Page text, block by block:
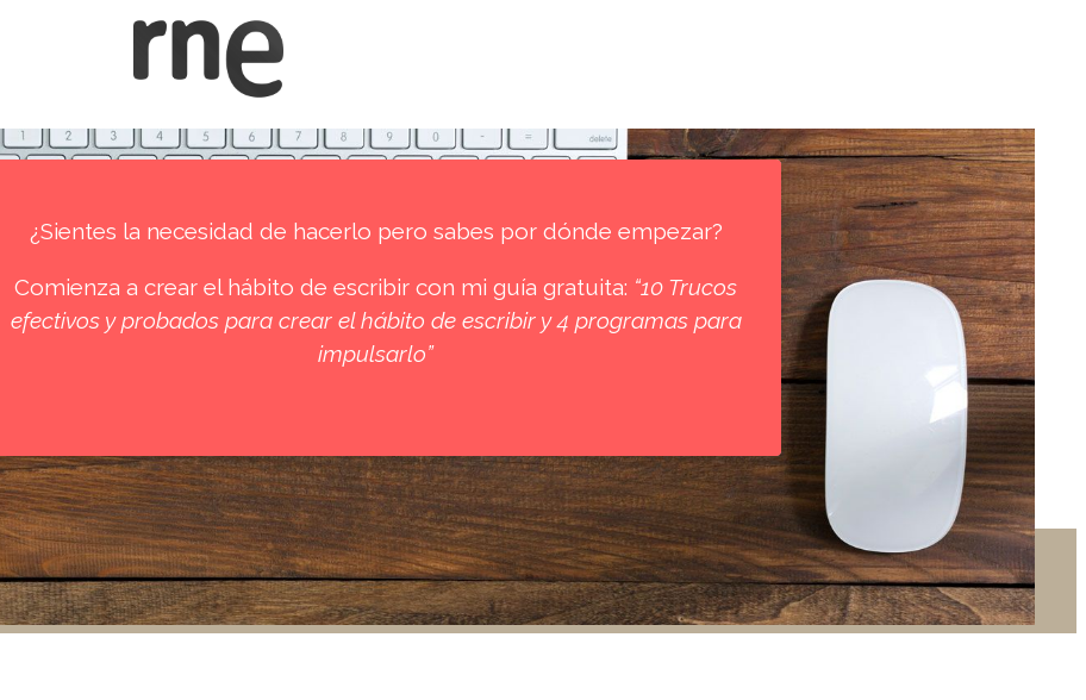
¿Sientes la necesidad de hacerlo pero sabes por dónde empezar?
Comienza a crear el hábito de escribir con mi guía gratuita: “10 Trucos
efectivos y probados para crear el hábito de escribir y 4 programas para
impulsarlo”
|Política de Privacidad|Cookies|Contratación